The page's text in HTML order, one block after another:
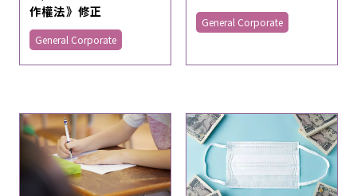
作權法》修正
General Corporate
General Corporate